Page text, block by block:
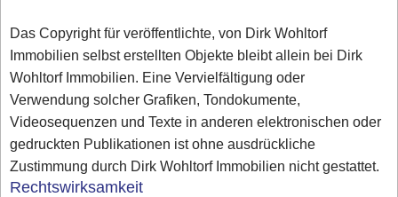
Das Copyright für veröffentlichte, von Dirk Wohltorf
Immobilien selbst erstellten Objekte bleibt allein bei Dirk
Wohltorf Immobilien. Eine Vervielfältigung oder
Verwendung solcher Grafiken, Tondokumente,
Videosequenzen und Texte in anderen elektronischen oder
gedruckten Publikationen ist ohne ausdrückliche
Zustimmung durch Dirk Wohltorf Immobilien nicht gestattet.
Rechtswirksamkeit